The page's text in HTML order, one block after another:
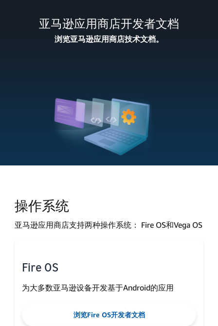
亚马逊应用商店开发者文档
浏览亚马逊应用商店技术文档。
操作系统
亚马逊应用商店支持两种操作系统： Fire OS和Vega OS
Fire OS
为大多数亚马逊设备开发基于Android的应用
浏览Fire OS开发者文档